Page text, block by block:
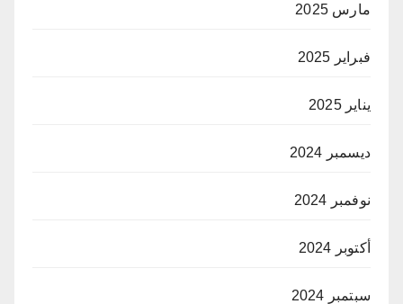
مارس 2025
فبراير 2025
يناير 2025
ديسمبر 2024
نوفمبر 2024
أكتوبر 2024
سبتمبر 2024